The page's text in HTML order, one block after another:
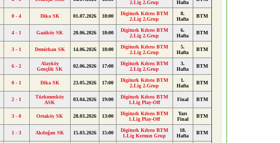
2.Lig 2.Grup
Hafta
0 - 4 Dika SK 01.07.2026 18:00
Digiturk Kıbrıs BTM
2.Lig 2.Grup
8.
Hafta
BTM
4 - 1 Gaziköy SK 20.06.2026 18:00
Digiturk Kıbrıs BTM
2.Lig 2.Grup
6.
Hafta
BTM
3 - 1 Demirhan SK 14.06.2026 18:00
Digiturk Kıbrıs BTM
2.Lig 2.Grup
5.
Hafta
BTM
6 - 2
Alayköy
Gençlik SK
02.06.2026 17:00
Digiturk Kıbrıs BTM
2.Lig 2.Grup
3.
Hafta
BTM
0 - 1 Dika SK 23.05.2026 17:00
Digiturk Kıbrıs BTM
2.Lig 2.Grup
1.
Hafta
BTM
2 - 1
Türkmenköy
ASK
03.04.2026 19:00
Digiturk Kıbrıs BTM
1.Lig Play-Off
Final BTM
3 - 0 Ortaköy SK 28.03.2026 13:00
Digiturk Kıbrıs BTM
1.Lig Play-Off
Yarı
Final
BTM
1 - 3 Akdoğan SK 15.03.2026 15:00
Digiturk Kıbrıs BTM
1.Lig Kırmızı Grup
18.
Hafta
BTM